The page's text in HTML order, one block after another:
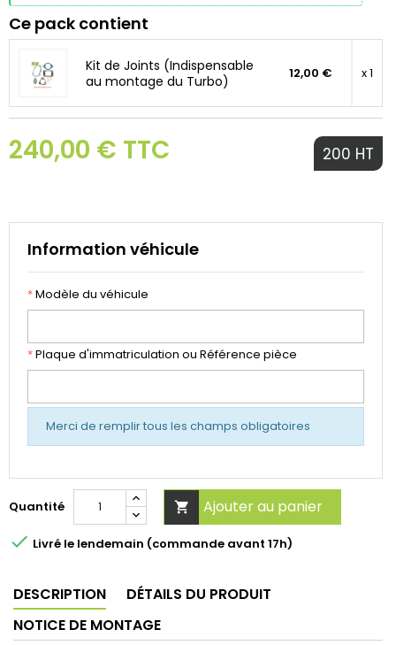
Ce pack contient
Kit de Joints (Indispensable
au montage du Turbo)
12,00 € x 1
240,00 € TTC 200 HT
Information véhicule
*Modèle du véhicule
*Plaque d'immatriculation ou Référence pièce
Merci de remplir tous les champs obligatoires
Quantité  Ajouter au panier
 Livré le lendemain (commande avant 17h)
DESCRIPTION
DÉTAILS DU PRODUIT
NOTICE DE MONTAGE